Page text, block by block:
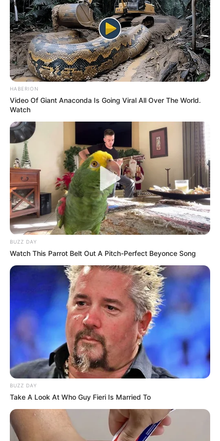
COMPARTIR
UNIRSE AL CANAL DE WHATSAPP
Fue identificado el hombre que recibió dos mortales
balazos en las horas del mediodía del pasado miércoles
18 de agosto de este año 2021 en una esquina del
occidente de la capital del país.
Lea También:
Menor de edad se habría inyectado
sustancia para acabar con su vida
Se trata de Carlos Alberto Serna Sánchez de 40 años de
edad, quien hacia las 12 meridiano se desplazaba por la
Carrera 116 con la Calle 22 del barrio Atahualpa de la
localidad Fontibón
, cuando de repente resultó
sorprendido por un sicario que se movilizaba en bicicleta.
El parroquiano recibió dos proyectiles por parte del
HABERION
Video Of Giant Anaconda Is Going Viral All Over The World.
Watch
BUZZ DAY
Watch This Parrot Belt Out A Pitch-Perfect Beyonce Song
BUZZ DAY
Take A Look At Who Guy Fieri Is Married To